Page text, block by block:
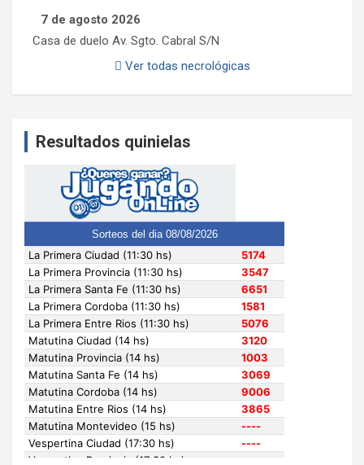
7 de agosto 2026
Casa de duelo Av. Sgto. Cabral S/N
Ver todas necrológicas
Resultados quinielas